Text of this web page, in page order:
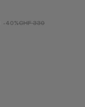
-40%CHF 330